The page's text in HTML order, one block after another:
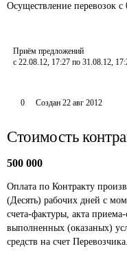
Осуществление перевозок с
Приём предложений
с 22.08.12, 17:27 по 31.08.12,
0 Создан 22 авг 2012
Стоимость
500 000
Оплата по Контракту
(Десять) рабочих дней с
счета-фактуры, акта
выполненных (оказаных)
средств на счет Перевозчика.